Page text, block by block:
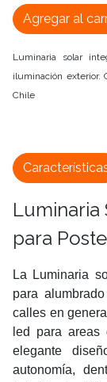
Agregar al
Luminaria solar
iluminación exterior.
Chile
Luminaria
para
La Luminaria
para
calles en
led para areas
elegante
autonomía,